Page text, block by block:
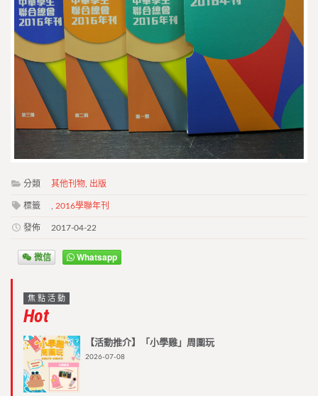
分類 其他刊物 出版
標籤 2016學聯年刊
發佈 2017-04-22
微信 Whatsapp
焦點活動
Hot
【活動推介】「小學雞」周圍玩
2026-07-08